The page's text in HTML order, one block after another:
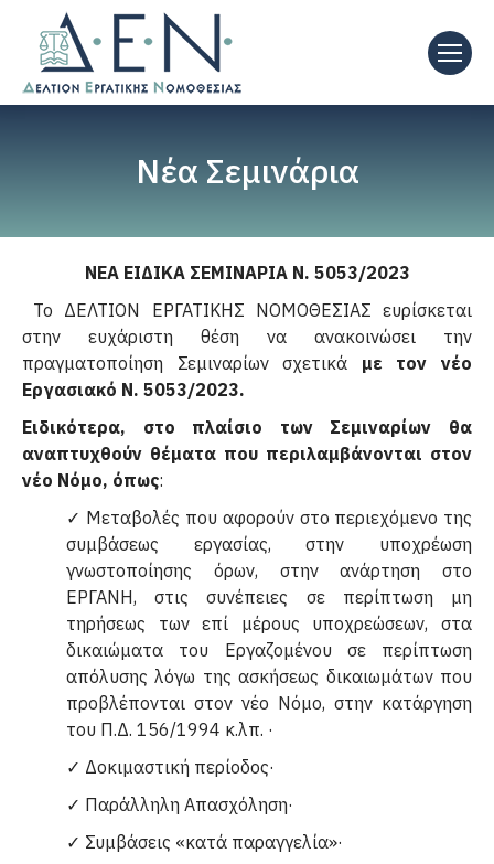
Νέα Σεμινάρια
ΝΕΑ ΕΙΔΙΚΑ ΣΕΜΙΝΑΡΙΑ Ν. 5053/2023
Το ΔΕΛΤΙΟΝ ΕΡΓΑΤΙΚΗΣ ΝΟΜΟΘΕΣΙΑΣ ευρίσκεται
στην ευχάριστη θέση να ανακοινώσει την
πραγματοποίηση Σεμιναρίων σχετικά με τον νέο
Εργασιακό Ν. 5053/2023.
Ειδικότερα, στο πλαίσιο των Σεμιναρίων θα
αναπτυχθούν θέματα που περιλαμβάνονται στον
νέο Νόμο, όπως:
✓ Μεταβολές που αφορούν στο περιεχόμενο της
συμβάσεως εργασίας, στην υποχρέωση
γνωστοποίησης όρων, στην ανάρτηση στο
ΕΡΓΑΝΗ, στις συνέπειες σε περίπτωση μη
τηρήσεως των επί μέρους υποχρεώσεων, στα
δικαιώματα του Εργαζομένου σε περίπτωση
απόλυσης λόγω της ασκήσεως δικαιωμάτων που
προβλέπονται στον νέο Νόμο, στην κατάργηση
του Π.Δ. 156/1994 κ.λπ. ·
✓ Δοκιμαστική περίοδος·
✓ Παράλληλη Απασχόληση·
✓ Συμβάσεις «κατά παραγγελία»·